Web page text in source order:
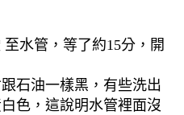
水管，等了約15分，開
石油一樣黑，有些洗出
色，這說明水管裡面沒